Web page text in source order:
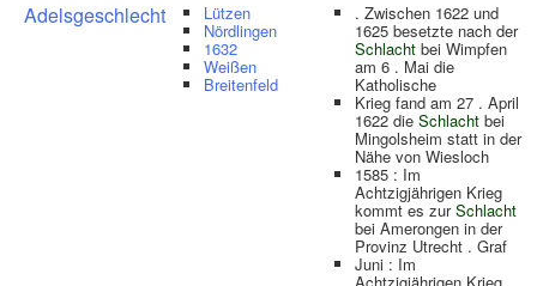
Adelsgeschlecht Lützen
Nördlingen
1632
Weißen
Breitenfeld
. Zwischen 1622 und
1625 besetzte nach der
Schlacht bei Wimpfen
am 6 . Mai die
Katholische
Krieg fand am 27 . April
1622 die Schlacht bei
Mingolsheim statt in der
Nähe von Wiesloch
1585 : Im
Achtzigjährigen Krieg
kommt es zurSchlacht
bei Amerongen in der
Provinz Utrecht . Graf
Juni : Im